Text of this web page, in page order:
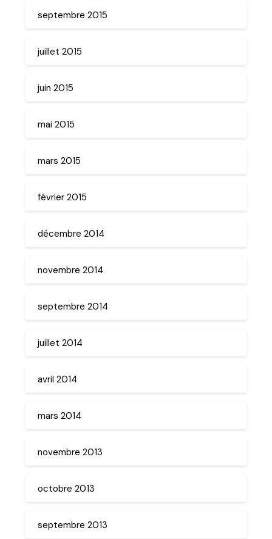
septembre 2015
juillet 2015
juin 2015
mai 2015
mars 2015
février 2015
décembre 2014
novembre 2014
septembre 2014
juillet 2014
avril 2014
mars 2014
novembre 2013
octobre 2013
septembre 2013